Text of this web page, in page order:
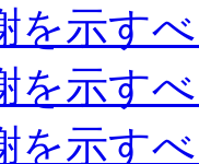
を示す
を示す
を示す